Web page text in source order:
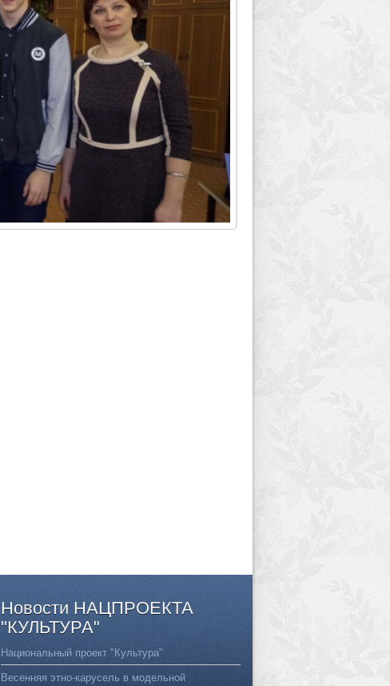
Новости НАЦПРОЕКТА
"КУЛЬТУРА"
Национальный проект "Культура"
Весенняя этно-карусель в модельной